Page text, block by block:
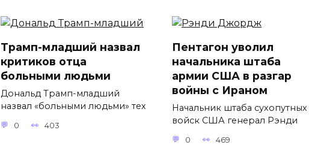
Трамп-младший назвал
критиков отца
больными людьми
Дональд Трамп-младший
назвал «больными людьми» тех
0 403
Пентагон уволил
начальника штаба
армии США в разгар
войны с Ираном
Начальник штаба сухопутных
войск США генерал Рэнди
0 469